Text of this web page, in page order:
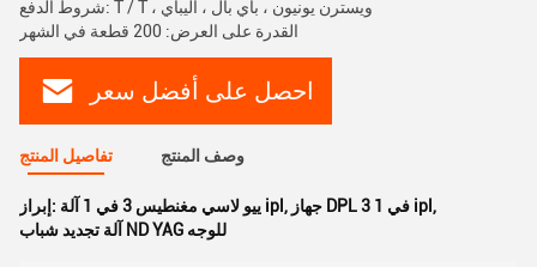
شروط الدفع: T / T ، ويسترن يونيون ، باي بال ، أليباي
القدرة على العرض: 200 قطعة في الشهر
احصل على أفضل سعر
تفاصيل المنتج وصف المنتج
إبراز: ييو لاسي مغنطيس 3 في 1 آلة ipl , جهاز DPL 3 في 1 ipl ,
آلة تجديد شباب ND YAG للوجه